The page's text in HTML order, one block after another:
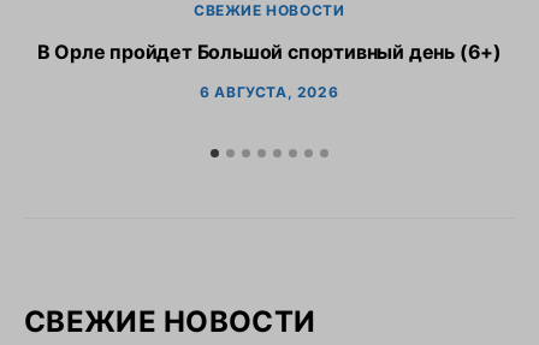
СВЕЖИЕ НОВОСТИ
В Орле пройдет Большой спортивный день (6+)
6 АВГУСТА, 2026
СВЕЖИЕ НОВОСТИ